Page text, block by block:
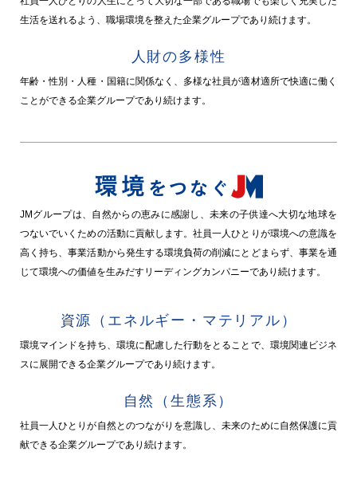
生活を送れるよう、職場環境を整えた企業グループであり続けます。
人財の多様性
年齢・性別・人種・国籍に関係なく、多様な社員が適材適所で快適に働く
ことができる企業グループであり続けます。
JMグループは、自然からの恵みに感謝し、未来の子供達へ大切な地球を
つないでいくための活動に貢献します。社員一人ひとりが環境への意識を
高く持ち、事業活動から発生する環境負荷の削減にとどまらず、事業を通
じて環境への価値を生みだすリーディングカンパニーであり続けます。
資源（エネルギー・マテリアル）
環境マインドを持ち、環境に配慮した行動をとることで、環境関連ビジネ
スに展開できる企業グループであり続けます。
自然（生態系）
社員一人ひとりが自然とのつながりを意識し、未来のために自然保護に貢
献できる企業グループであり続けます。